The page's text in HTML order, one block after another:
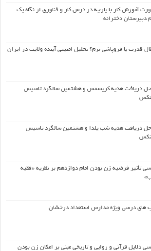
آموزش کار با پارچه در درس کار و فناوری از نگاه یک
دبیرستان دخترانه
قدرت یا فروپاشی نرم؟ تحلیل امنیتی آینده ولایت در ایران
دریافت هدیه کریسمس و هشتمین سالگرد تاسیس
دریافت هدیه شب یلدا و هشتمین سالگرد تاسیس
تأثیر فرضیه زن بودن امام دوازدهم بر نظریه «فقیه
های درسی ویژه مدارس استعداد درخشان
دلایل قرآنی و روایی و تاریخی مبنی بر امکان زن بودن